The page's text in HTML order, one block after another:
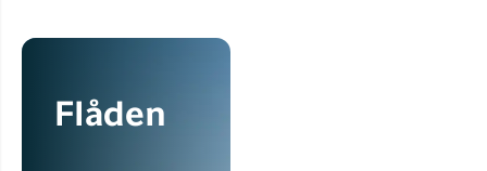
Flåden